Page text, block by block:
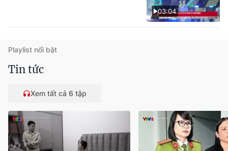
03:04
Playlist nổi bật
Tin tức
Xem tất cả 6 tập